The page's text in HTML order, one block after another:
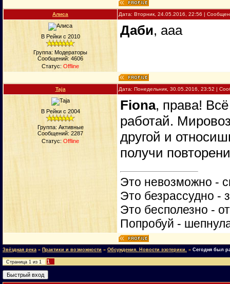
Алиса Дата: Вторник, 24.05.2016, 22:56 |
В Рейки с 2010
Группа: Модераторы
Сообщений: 4606
Статус: Offline
Даби, ааа
Taja Дата: Понедельник, 30.05.2016, 23:52 |
В Рейки с 2004
Группа: Активные
Сообщений: 2287
Статус: Offline
Fiona, права!
работай.
другой и
получи
Это невозможно -
Это безрассудно -
Это бесполезно -
Попробуй -
Звёздная река » Практики и возможности » Обсуждения. Новости эзотерики. » Сегодня был
Страница 1 из 1 1